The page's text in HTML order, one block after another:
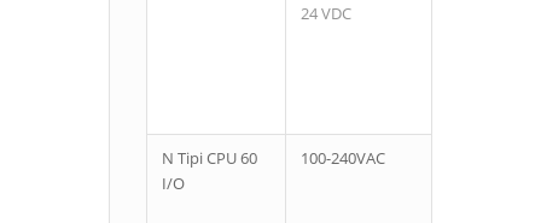
24 VDC
N Tipi CPU 60
I/O
100-240VAC